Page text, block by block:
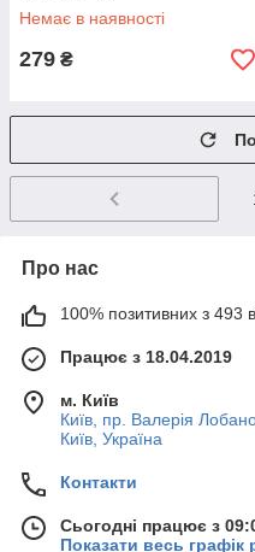
Немає в наявності
279 ₴
Про нас
100% позитивних з 493
Працює з 18.04.2019
м. Київ
Київ, пр. Валерія
Київ, Україна
Контакти
Сьогодні працює з
Показати весь графік